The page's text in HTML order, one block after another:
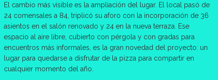
El cambio más visible es la ampliación del lugar. El local pasó de
24 comensales a 84, triplicó su aforo con la incorporación de 36
asientos en el salón renovado y 24 en la nueva terraza. Ese
espacio al aire libre, cubierto con pérgola y con gradas para
encuentros más informales, es la gran novedad del proyecto: un
lugar para quedarse a disfrutar de la pizza para compartir en
cualquier momento del año.